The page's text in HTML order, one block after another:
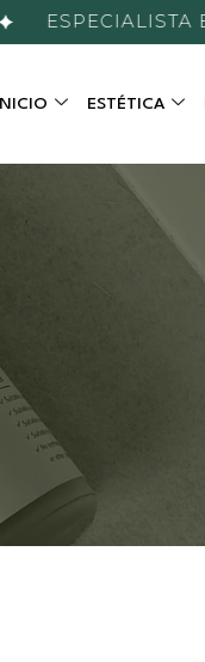
ESPECIALISTA
INICIO ESTÉTICA